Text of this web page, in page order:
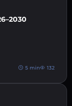
5 min 132